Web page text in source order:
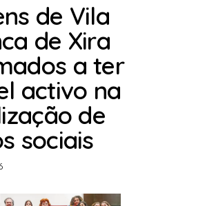
de Vila
de Xira
a ter
activo na
de
sociais